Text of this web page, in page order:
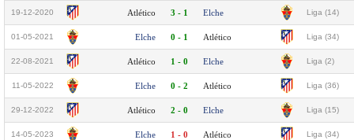
19-12-2020 Atlético 3 - 1 Elche Liga (14)
01-05-2021 Elche 0 - 1 Atlético Liga (34)
22-08-2021 Atlético 1 - 0 Elche Liga (2)
11-05-2022 Elche 0 - 2 Atlético Liga (36)
29-12-2022 Atlético 2 - 0 Elche Liga (15)
14-05-2023 Elche 1 - 0 Atlético Liga (34)